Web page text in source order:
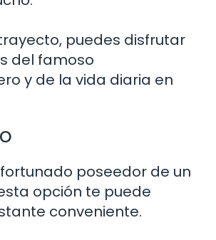
puedes disfrutar
del famoso
y de la vida diaria en
poseedor de un
opción te puede
conveniente.